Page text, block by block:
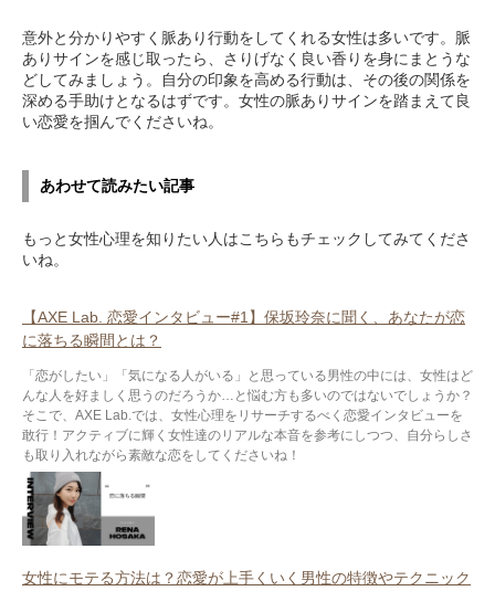
意外と分かりやすく脈あり行動をしてくれる女性は多いです。脈
ありサインを感じ取ったら、さりげなく良い香りを身にまとうな
どしてみましょう。自分の印象を高める行動は、その後の関係を
深める手助けとなるはずです。女性の脈ありサインを踏まえて良
い恋愛を掴んでくださいね。
あわせて読みたい記事
もっと女性心理を知りたい人はこちらもチェックしてみてくださ
いね。
【AXE Lab. 恋愛インタビュー#1】保坂玲奈に聞く、あなたが恋
に落ちる瞬間とは？
「恋がしたい」「気になる人がいる」と思っている男性の中には、女性はど
んな人を好ましく思うのだろうか…と悩む方も多いのではないでしょうか？
そこで、AXE Lab.では、女性心理をリサーチするべく恋愛インタビューを
敢行！アクティブに輝く女性達のリアルな本音を参考にしつつ、自分らしさ
も取り入れながら素敵な恋をしてくださいね！
女性にモテる方法は？恋愛が上手くいく男性の特徴やテクニック